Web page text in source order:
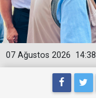
14:38
07 Ağustos 2026